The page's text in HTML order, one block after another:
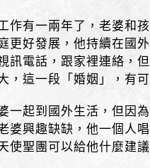
作有一兩年了，老婆和
更好發展，他持續在國
訊電話，跟家裡連絡，
，這一段「婚姻」，有
一起到國外生活，但因
婆興趣缺缺，他一個人
使聖團可以給他什麼建議